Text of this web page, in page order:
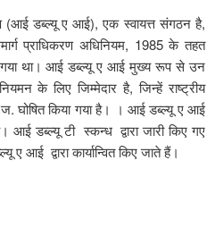
(आई डब्ल्यू ए आई), एक स्वायत्त संगठन है,
प्राधिकरण अधिनियम, 1985 के तहत
गया था। आई डब्ल्यू ए आई मुख्य रूप से उन
के लिए जिम्मेदार है, जिन्हें राष्ट्रीय
घोषित किया गया है। । आई डब्ल्यू ए आई
आई डब्ल्यू टी स्कन्ध द्वारा जारी किए गए
ए आई द्वारा कार्यान्वित किए जाते हैं।